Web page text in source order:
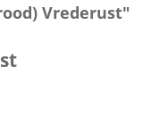
Vrederust"